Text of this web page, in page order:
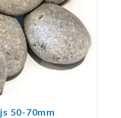
50-70mm